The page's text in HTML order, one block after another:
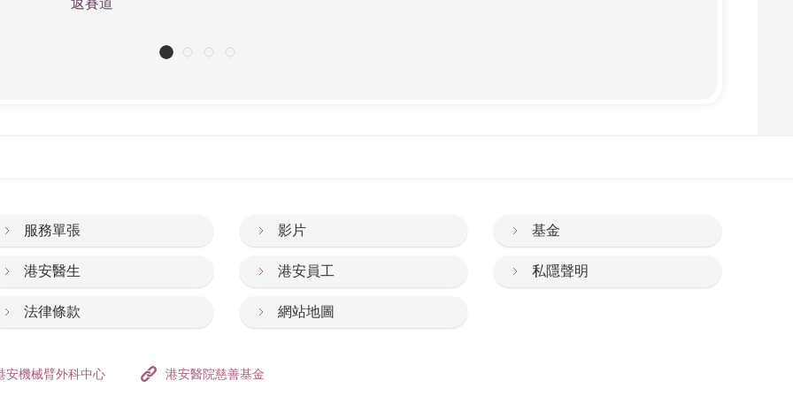
服務單張 影片 基金
港安醫生 港安員工 私隱聲明
法律條款 網站地圖
安機械臂外科中心 港安醫院慈善基金